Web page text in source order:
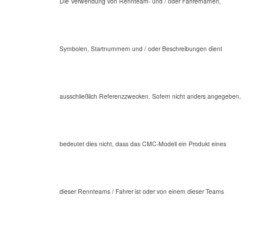
Symbolen, Startnummern und / oder Beschreibungen dient
ausschließlich Referenzzwecken. Sofern nicht anders angegeben,
bedeutet dies nicht, dass das CMC-Modell ein Produkt eines
dieser Rennteams / Fahrer ist oder von einem dieser Teams